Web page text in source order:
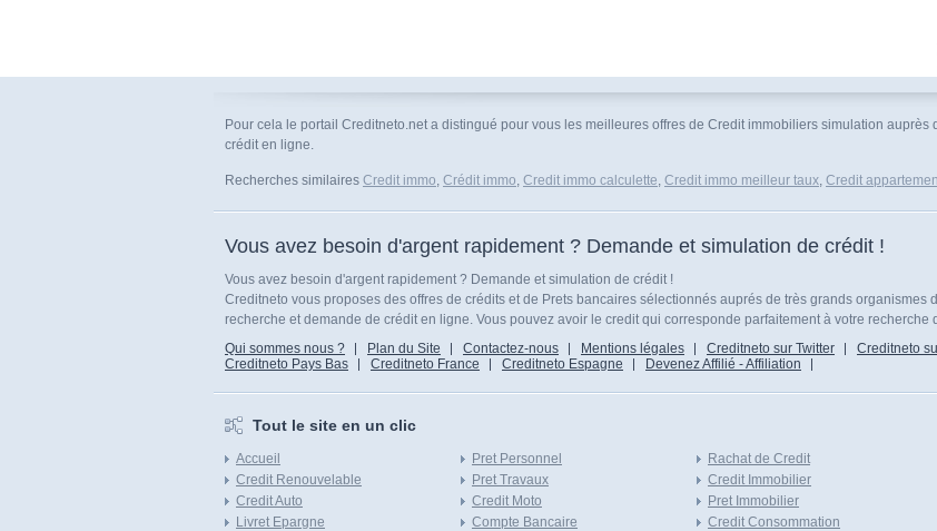
Pour cela le portail Creditneto.net a distingué pour vous les meilleures offres de Credit immobiliers simulation
crédit en ligne.
Recherches similaires Credit immo, Crédit immo, Credit immo calculette, Credit immo meilleur taux, Credit
Vous avez besoin d'argent rapidement ? Demande et simulation de crédit !
Vous avez besoin d'argent rapidement ? Demande et simulation de crédit !
Creditneto vous proposes des offres de crédits et de Prets bancaires sélectionnés auprés de très grands organismes
recherche et demande de crédit en ligne. Vous pouvez avoir le credit qui corresponde parfaitement à votre recherche
Qui sommes nous ?
Plan du Site Contactez-nous Mentions légales Creditneto sur Twitter Creditneto
Creditneto Pays Bas
Creditneto France Creditneto Espagne Devenez Affilié - Affiliation
Tout le site en un clic
Accueil
Credit Renouvelable
Credit Auto
Livret Epargne
Pret Personnel
Pret Travaux
Credit Moto
Compte Bancaire
Rachat de Credit
Credit Immobilier
Pret Immobilier
Credit Consommation